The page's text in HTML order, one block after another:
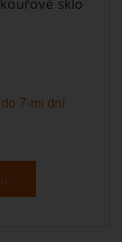
7-mi dní